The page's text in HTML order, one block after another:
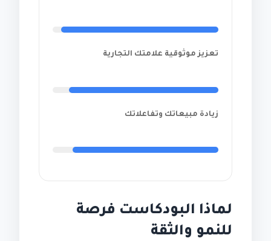
تعزيز موثوقية علامتك التجارية
زيادة مبيعاتك وتفاعلاتك
لماذا البودكاست فرصة
للنمو والثقة